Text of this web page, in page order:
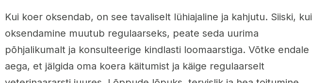
Kui koer oksendab, on see tavaliselt lühiajaline ja kahjutu. Siiski, kui
oksendamine muutub regulaarseks, peate seda uurima
põhjalikumalt ja konsulteerige kindlasti loomaarstiga. Võtke endale
aega, et jälgida oma koera käitumist ja käige regulaarselt